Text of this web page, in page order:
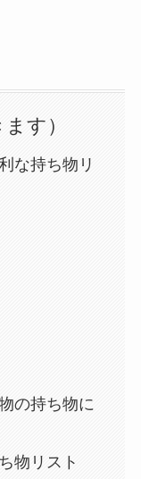
な持ち物リ
の持ち物に
物リスト